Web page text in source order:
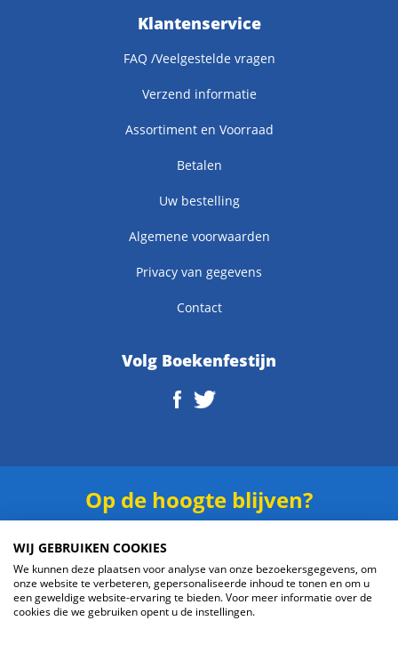
Klantenservice
FAQ /Veelgestelde vragen
Verzend informatie
Assortiment en Voorraad
Betalen
Uw bestelling
Algemene voorwaarden
Privacy van gegevens
Contact
Volg Boekenfestijn
Op de hoogte blijven?
WIJ GEBRUIKEN COOKIES
We kunnen deze plaatsen voor analyse van onze bezoekersgegevens, om
onze website te verbeteren, gepersonaliseerde inhoud te tonen en om u
een geweldige website-ervaring te bieden. Voor meer informatie over de
cookies die we gebruiken opent u de instellingen.